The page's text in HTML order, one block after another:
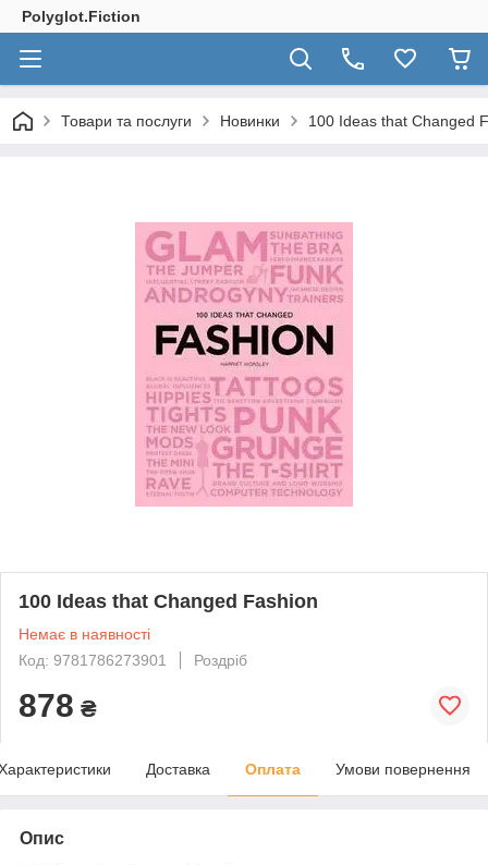
Polyglot.Fiction
Товари та послуги Новинки 100 Ideas that Changed
100 Ideas that Changed Fashion
Немає в наявності
Код: 9781786273901
Роздріб
878 ₴
Доставка Оплата Умови повернення
Опис